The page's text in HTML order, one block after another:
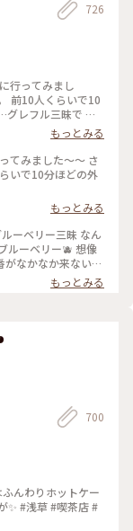
726
前10人くらいで10
グレフル三昧で 果
！ よーぐると蜜
ても生ジュースみ
ニューが出る日で
それに17時からけ
以外と日中は穴
もっとみる
いで10分ほどの外
もっとみる
ルーベリー🫐 想像
がなかなか来ない
のガールズパワー
のでいっぱい通い
もっとみる
700
んわりホットケー
✨ #浅草 #喫茶店 #